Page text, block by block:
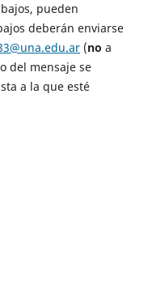
pueden
deberán enviarse
(no a
del mensaje se
a la que esté